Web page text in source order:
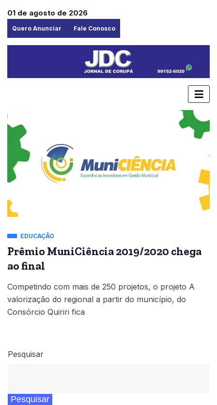
01 de agosto de 2026
Quero Anunciar Fale Conosco
EDUCAÇÃO
Prêmio MuniCiência 2019/2020 chega
ao final
Competindo com mais de 250 projetos, o projeto A
valorização do regional a partir do município, do
Consórcio Quiriri fica
Pesquisar
Pesquisar